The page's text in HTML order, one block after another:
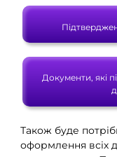
Документи, які
Також буде
оформлення всіх